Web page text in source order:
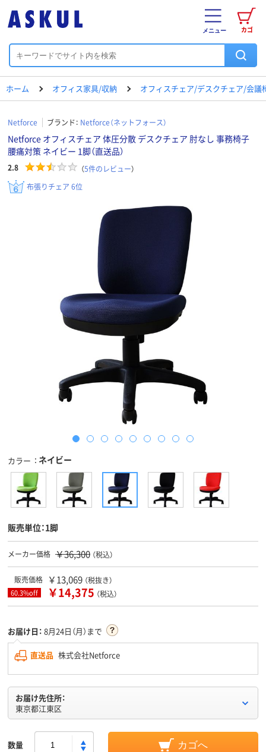
カゴ
メニュー
ホーム オフィス家具/収納 オフィスチェア/デスクチェア/会議
Netforce ブランド： Netforce（ネットフォース）
Netforce オフィスチェア 体圧分散 デスクチェア 肘なし 事務椅子
腰痛対策 ネイビー 1脚（直送品）
2.8 （5件のレビュー）
布張りチェア 6位
カラー ネイビー
販売単位：1脚
メーカー価格 ￥36,300 （税込）
販売価格 ￥13,069 （税抜き）
60.3%off ￥14,375 （税込）
お届け日： 8月24日（月）まで
直送品 株式会社Netforce
お届け先住所：
東京都江東区
数量 カゴへ